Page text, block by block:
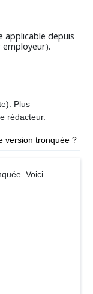
applicable depuis
Plus
rédacteur.
version tronquée ?
Voici